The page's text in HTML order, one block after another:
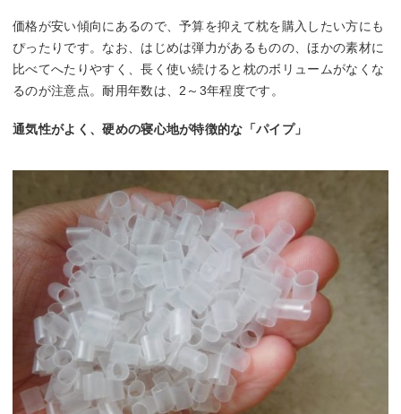
価格が安い傾向にあるので、予算を抑えて枕を購入したい方にも
ぴったりです。なお、はじめは弾力があるものの、ほかの素材に
比べてへたりやすく、長く使い続けると枕のボリュームがなくな
るのが注意点。耐用年数は、2～3年程度です。
通気性がよく、硬めの寝心地が特徴的な「パイプ」